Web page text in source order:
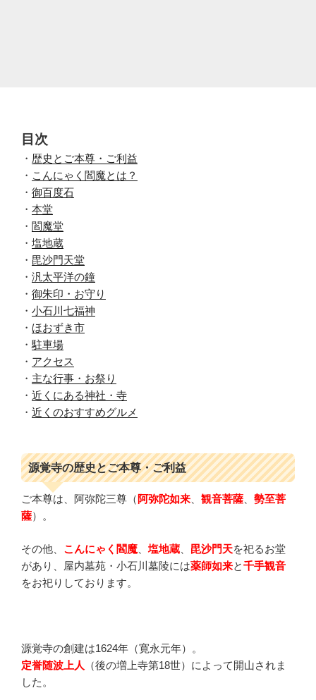
目次
・ 歴史とご本尊・ご利益
・ こんにゃく閻魔とは？
・ 御百度石
・ 本堂
・ 閻魔堂
・ 塩地蔵
・ 毘沙門天堂
・ 汎太平洋の鐘
・ 御朱印・お守り
・ 小石川七福神
・ ほおずき市
・ 駐車場
・ アクセス
・ 主な行事・お祭り
・ 近くにある神社・寺
・ 近くのおすすめグルメ
源覚寺の歴史とご本尊・ご利益
ご本尊は、阿弥陀三尊（ 阿弥陀如来、 観音菩薩、 勢至菩
薩）。
その他、 こんにゃく閻魔 、塩地蔵 毘沙門天を祀るお堂
があり、屋内墓苑・小石川墓陵には薬師如来と千手観音
をお祀りしております。
源覚寺の創建は1624年（寛永元年）。
定誉随波上人
（後の増上寺第18世）によって開山されま
した。